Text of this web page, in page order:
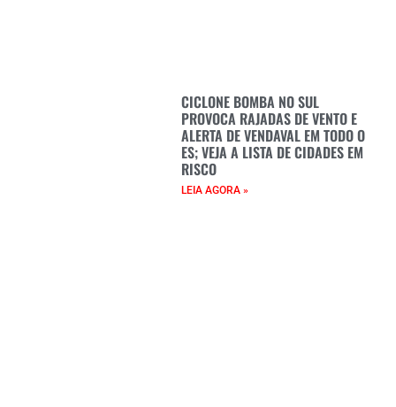
CICLONE BOMBA NO SUL
PROVOCA RAJADAS DE VENTO E
ALERTA DE VENDAVAL EM TODO O
ES; VEJA A LISTA DE CIDADES EM
RISCO
LEIA AGORA »